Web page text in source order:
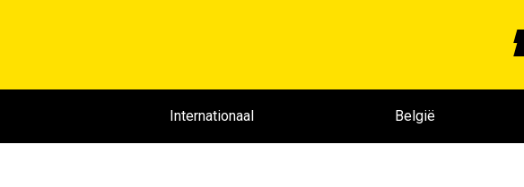
Internationaal België